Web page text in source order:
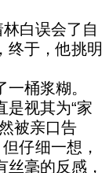
白误会了自
终于，他挑明
桶浆糊。
是视其为“家
被亲口告
仔细一想，
毫的反感，